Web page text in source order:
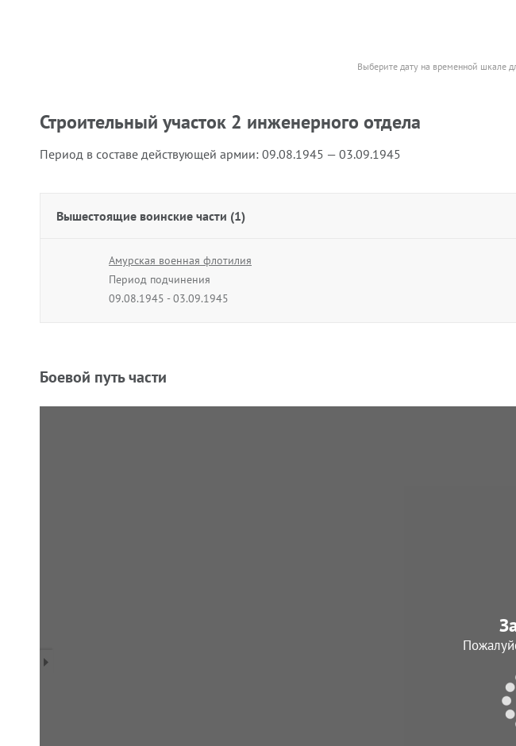
Выберите дату на временной шкале
Строительный участок 2 инженерного отдела
Период в составе действующей армии: 09.08.1945 — 03.09.1945
Вышестоящие воинские части (1)
Амурская военная флотилия
Период подчинения
09.08.1945 - 03.09.1945
Боевой путь части